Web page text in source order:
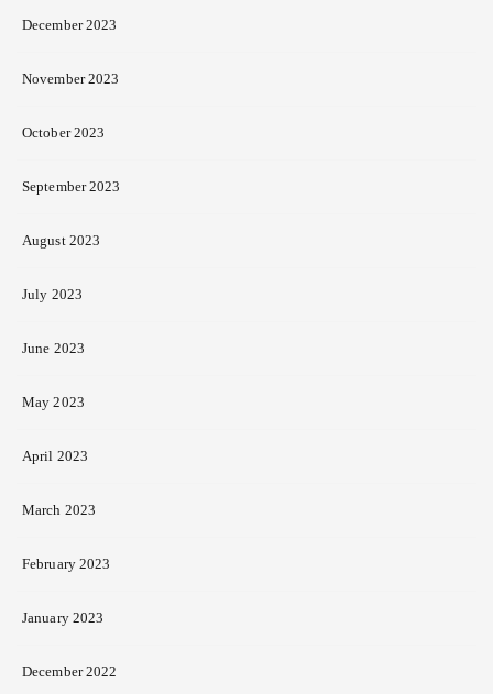
December 2023
November 2023
October 2023
September 2023
August 2023
July 2023
June 2023
May 2023
April 2023
March 2023
February 2023
January 2023
December 2022